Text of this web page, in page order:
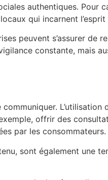
authentiques. Pour
qui incarnent l’esprit
peuvent s’assurer de
constante, mais
L’utilisation
offrir des
par les consommateurs.
sont également une